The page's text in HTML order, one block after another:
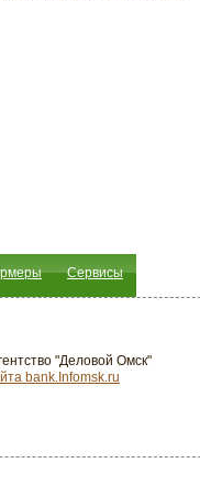
Сервисы
"Деловой Омск"
bank.Infomsk.ru